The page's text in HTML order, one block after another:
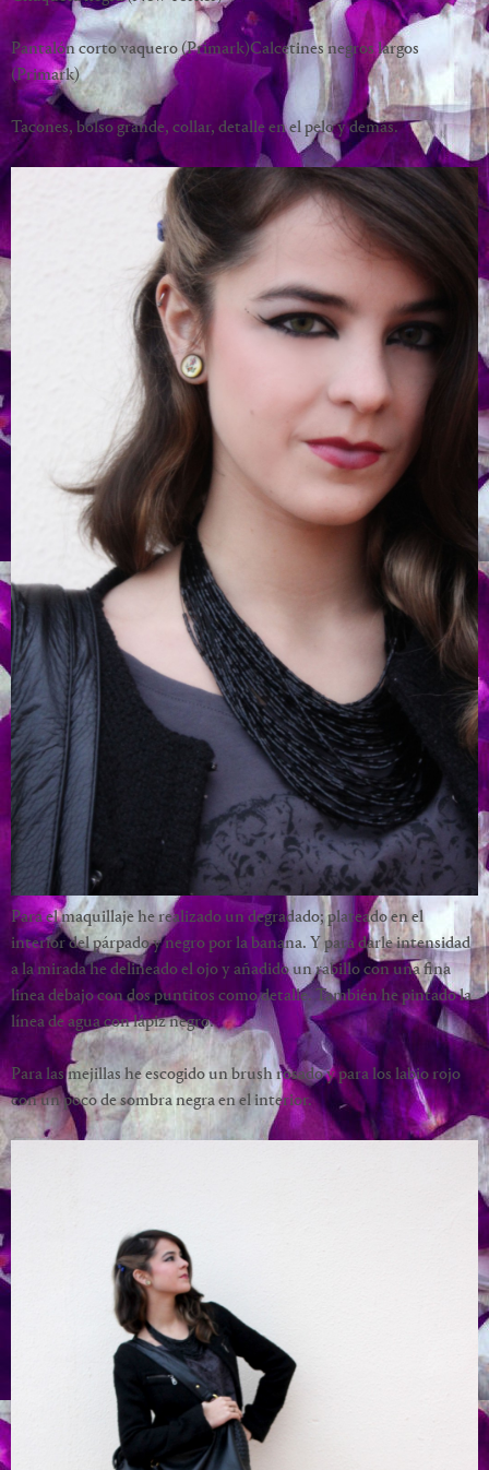
Pantalón corto vaquero (Primark)Calcetines negros largos
(Primark)
Tacones, bolso grande, collar, detalle en el pelo y demás.
Para el maquillaje he realizado un degradado; plateado en el
interior del párpado y negro por la banana. Y para darle intensidad
a la mirada he delineado el ojo y añadido un rabillo con una fina
linea debajo con dos puntitos como detalle. También he pintado la
línea de agua con lápiz negro.
Para las mejillas he escogido un brush rosado y para los labio rojo
con un poco de sombra negra en el interior.